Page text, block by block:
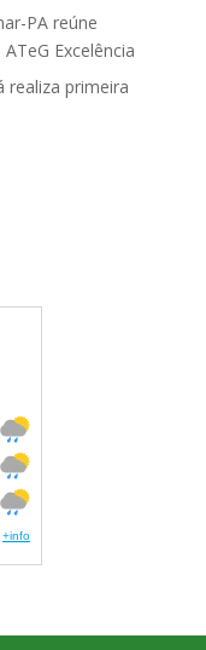
PA reúne
Excelência
realiza primeira